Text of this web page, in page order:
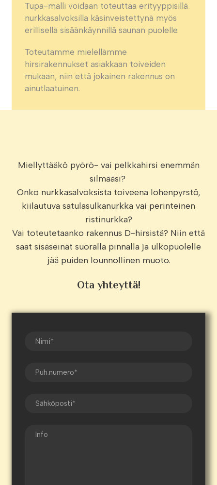
Tupa-malli voidaan toteuttaa erityyppisillä
nurkkasalvoksilla käsinveistettynä myös
erillisellä sisäänkäynnillä saunan puolelle.
Toteutamme mielellämme
hirsirakennukset asiakkaan toiveiden
mukaan, niin että jokainen rakennus on
ainutlaatuinen.
Miellyttääkö pyörö- vai pelkkahirsi enemmän
silmääsi?
Onko nurkkasalvoksista toiveena lohenpyrstö,
kiilautuva satulasulkanurkka vai perinteinen
ristinurkka?
Vai toteutetaanko rakennus D-hirsistä? Niin että
saat sisäseinät suoralla pinnalla ja ulkopuolelle
jää puiden lounnollinen muoto.
Ota yhteyttä!